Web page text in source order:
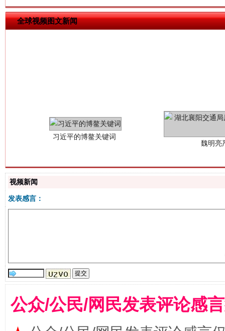
全球视频图文新闻
生
视频新闻
发表感言：
公众/公民/网民发表评论感